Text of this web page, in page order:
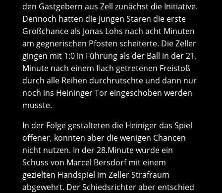
den Gastgebern aus Zell zunächst die Initiative.
Dennoch hatten die jungen Staren die erste
Großchance als Jonas Lohs nach acht Minuten
am gegnerischen Pfosten scheiterte. Die Zeller
gingen mit 1:0 in Führung als der Ball in der 21.
Minute nach einem flach getretenen Freistoß
durch alle Reihen durchrutschte und dann nur
noch ins Heininger Tor eingeschoben werden
musste.
In der Folge gestalteten die Heiniger das Spiel
offener, konnten aber die wenigen Chancen
nicht nutzen. In der 28.Minute wurde ein
Schuss von Marcel Bersdorf mit einem
gezielten Handspiel im Zeller Strafraum
abgewehrt. Der Schiedsrichter aber entschied